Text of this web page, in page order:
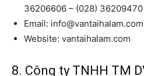
36206606 – (028) 36209470
Email: info@vantaihalam.com
Website: vantaihalam.com
8. Công ty TNHH TM